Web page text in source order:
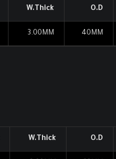
O.D
W.Thick
40MM
3.00MM
O.D
W.Thick